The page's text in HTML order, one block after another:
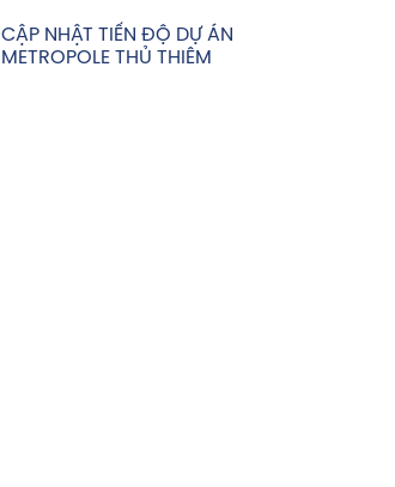
CẬP NHẬT TIẾN ĐỘ DỰ ÁN
METROPOLE THỦ THIÊM